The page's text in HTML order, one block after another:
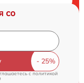
со
cполитикой